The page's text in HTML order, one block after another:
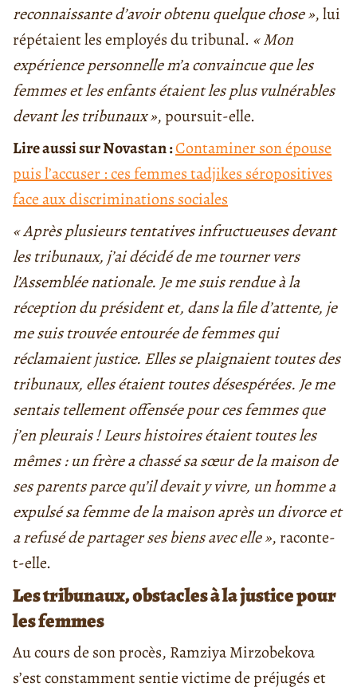
reconnaissante d’avoir obtenu quelque chose », lui
répétaient les employés du tribunal. «Mon
expérience personnelle m’a convaincue que les
femmes et les enfants étaient les plus vulnérables
devant les tribunaux», poursuit-elle.
Lire aussi sur Novastan :Contaminer son épouse
puis l’accuser : ces femmes tadjikes séropositives
face aux discriminations sociales
«Après plusieurs tentatives infructueuses devant
les tribunaux, j’ai décidé de me tourner vers
l’Assemblée nationale. Je me suis rendue à la
réception du président et, dans la file d’attente, je
me suis trouvée entourée de femmes qui
réclamaient justice. Elles se plaignaient toutes des
tribunaux, elles étaient toutes désespérées. Je me
sentais tellement offensée pour ces femmes que
j’en pleurais ! Leurs histoires étaient toutes les
mêmes : un frère a chassé sa sœur de la maison de
ses parents parce qu’il devait y vivre, un homme a
expulsé sa femme de la maison après un divorce et
a refusé de partager ses biens avec elle», raconte-
t-elle.
Les tribunaux, obstacles à la justice pour
les femmes
Au cours de son procès, Ramziya Mirzobekova
s’est constamment sentie victime de préjugés et